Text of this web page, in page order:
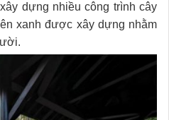
dựng nhiều công trình cây
xanh được xây dựng nhằm